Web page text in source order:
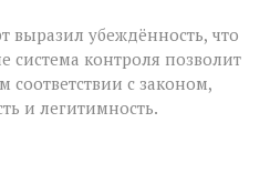
выразил убеждённость, что
система контроля позволит
с законом,
и легитимность.